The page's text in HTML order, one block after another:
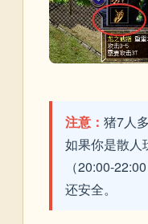
注意： 猪7人
如果你是散人
（20:00-
还安全。